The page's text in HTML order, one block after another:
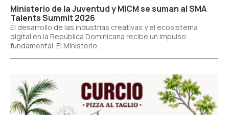
Ministerio de la Juventud y MICM se suman al SMA
Talents Summit 2026
El desarrollo de las industrias creativas y el ecosistema
digital en la República Dominicana recibe un impulso
fundamental. El Ministerio...